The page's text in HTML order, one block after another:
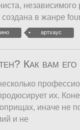
в жанре
артхаус
Как вам его
их.
иначе не
и не